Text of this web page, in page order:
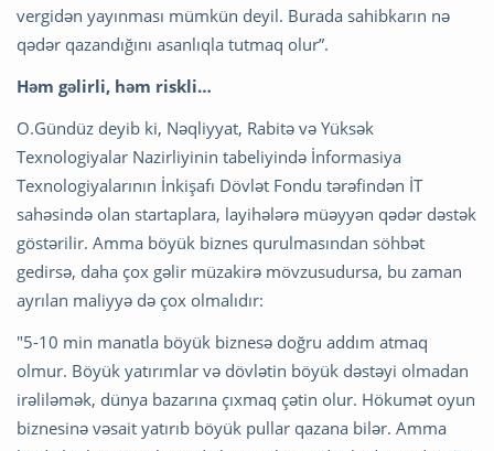
vergidən yayınması mümkün deyil. Burada sahibkarın nə
qədər qazandığını asanlıqla tutmaq olur”.
Həm gəlirli, həm riskli…
O.Gündüz deyib ki, Nəqliyyat, Rabitə və Yüksək
Texnologiyalar Nazirliyinin tabeliyində İnformasiya
Texnologiyalarının İnkişafı Dövlət Fondu tərəfindən İT
sahəsində olan startaplara, layihələrə müəyyən qədər dəstək
göstərilir. Amma böyük biznes qurulmasından söhbət
gedirsə, daha çox gəlir müzakirə mövzusudursa, bu zaman
ayrılan maliyyə də çox olmalıdır:
"5-10 min manatla böyük biznesə doğru addım atmaq
olmur. Böyük yatırımlar və dövlətin böyük dəstəyi olmadan
irəliləmək, dünya bazarına çıxmaq çətin olur. Hökumət oyun
biznesinə vəsait yatırıb böyük pullar qazana bilər. Amma